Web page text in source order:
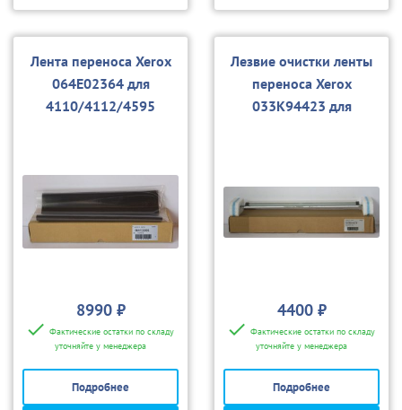
Лента переноса Xerox
064E02364 для
4110/4112/4595
8990 ₽
Фактические остатки по складу
уточняйте у менеджера
Подробнее
Лезвие очистки ленты
переноса Xerox
033K94423 для
4400 ₽
Фактические остатки по складу
уточняйте у менеджера
Подробнее